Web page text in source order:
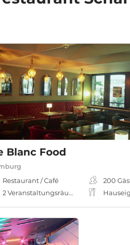
Blanc Food
Restaurant / Café
2 Veranstaltungsräume
200